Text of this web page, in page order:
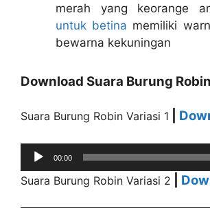
merah yang keorange
untuk betina memiliki
bewarna kekuningan
Download Suara Burung
Suara Burung Robin Variasi 1
Audio
Player
00:00
Suara Burung Robin Variasi 2